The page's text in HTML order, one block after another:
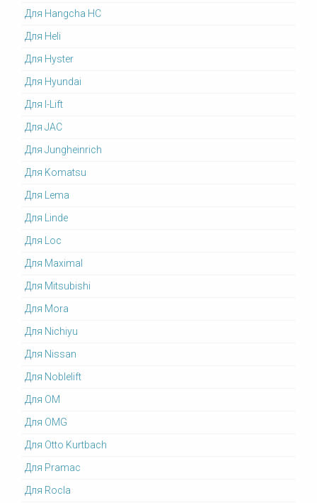
Для Hangcha HC
Для Heli
Для Hyster
Для Hyundai
Для I-Lift
Для JAC
Для Jungheinrich
Для Komatsu
Для Lema
Для Linde
Для Loc
Для Maximal
Для Mitsubishi
Для Mora
Для Nichiyu
Для Nissan
Для Noblelift
Для OM
Для OMG
Для Otto Kurtbach
Для Pramac
Для Rocla